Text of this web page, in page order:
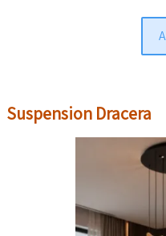
Suspension Dracera